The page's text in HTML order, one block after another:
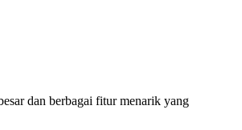
dan berbagai fitur menarik yang